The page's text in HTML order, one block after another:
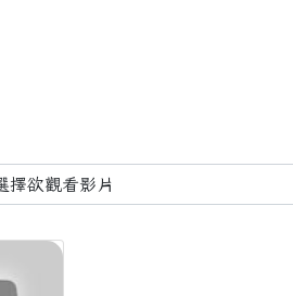
埤塘夏夜奏鳴曲